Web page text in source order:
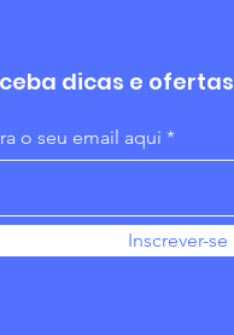
dicas e ofertas
o seu email aqui
Inscrever-se